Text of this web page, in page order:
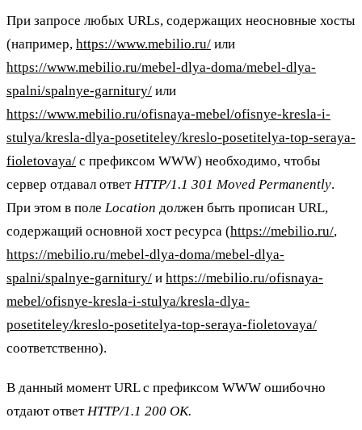
При запросе любых URLs, содержащих неосновные хосты
(например, https://www.mebilio.ru/ или
https://www.mebilio.ru/mebel-dlya-doma/mebel-dlya-
spalni/spalnye-garnitury/ или
https://www.mebilio.ru/ofisnaya-mebel/ofisnye-kresla-i-
stulya/kresla-dlya-posetiteley/kreslo-posetitelya-top-seraya-
fioletovaya/ с префиксом WWW) необходимо, чтобы
сервер отдавал ответHTTP/1.1 301 Moved Permanently.
При этом в поле Location должен быть прописан URL,
содержащий основной хост ресурса (https://mebilio.ru/,
https://mebilio.ru/mebel-dlya-doma/mebel-dlya-
spalni/spalnye-garnitury/ и https://mebilio.ru/ofisnaya-
mebel/ofisnye-kresla-i-stulya/kresla-dlya-
posetiteley/kreslo-posetitelya-top-seraya-fioletovaya/
соответственно).
В данный момент URL с префиксом WWW ошибочно
отдают ответHTTP/1.1 200 OK.